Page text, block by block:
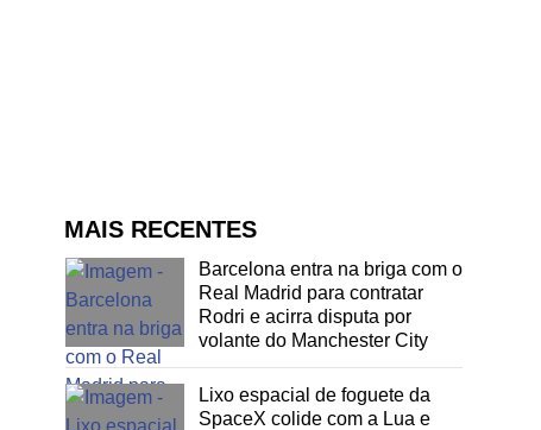
MAIS RECENTES
Barcelona entra na briga com o
Real Madrid para contratar
Rodri e acirra disputa por
volante do Manchester City
Lixo espacial de foguete da
SpaceX colide com a Lua e